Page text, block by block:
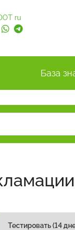
ru
База
Тестировать (14